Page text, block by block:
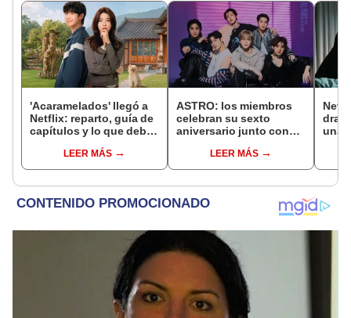
'Acaramelados' llegó a
Netflix: reparto, guía de
capítulos y lo que debes
coreanaLEER MÁS
ASTRO: los miembros
celebran su sexto
aniversario junto con
LEER MÁS
una
coma